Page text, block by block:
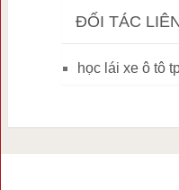
ĐỐI TÁC
học lái xe ô tô